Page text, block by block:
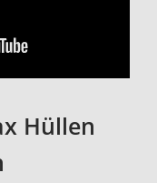
Hüllen